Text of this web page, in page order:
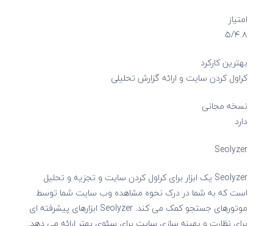
امتیاز
۵/۴.۸
بهترین کارکرد
کراول کردن سایت و ارائه گزارش تحلیلی
نسخه مجانی
دارد
Seolyzer
Seolyzer یک ابزار برای کراول کردن سایت و تجزیه و تحلیل
است که به شما در درک نحوه مشاهده وب سایت شما توسط
موتورهای جستجو کمک می کند. Seolyzer ابزارهای پیشرفته ای